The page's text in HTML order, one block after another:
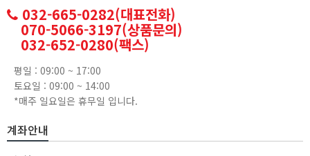
032-665-0282(대표전화)
070-5066-3197(상품문의)
032-652-0280(팩스)
평일 : 09:00 ~ 17:00
토요일 : 09:00 ~ 14:00
*매주 일요일은 휴무일 입니다.
계좌안내